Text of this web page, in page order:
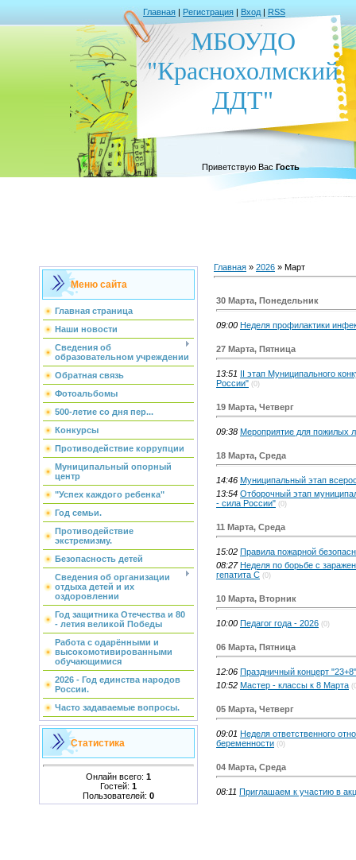
Главная | Регистрация | Вход | RSS
МБОУДО
"Краснохолмский
ДДТ"
Приветствую Вас Гость
Меню сайта
Главная страница
Наши новости
Сведения об
образовательном учреждении
Обратная связь
Фотоальбомы
500-летие со дня пер...
Конкурсы
Противодействие коррупции
Муниципальный опорный
центр
"Успех каждого ребенка"
Год семьи.
Противодействие
экстремизму.
Безопасность детей
Сведения об организации
отдыха детей и их
оздоровлении
Год защитника Отечества и 80
- летия великой Победы
Работа с одарёнными и
высокомотивированными
обучающимися
2026 - Год единства народов
России.
Часто задаваемые вопросы.
Статистика
Онлайн всего: 1
Гостей: 1
Пользователей: 0
Главная » 2026 » Март
30 Марта, Понедельник
09:00 Неделя профилактики
27 Марта, Пятница
13:51 II этап Муниципального
России" (0)
19 Марта, Четверг
09:38 Мероприятие для пожилых
18 Марта, Среда
14:46 Муниципальный этап
13:54 Отборочный этап
- сила России" (0)
11 Марта, Среда
15:02 Правила пожарной
08:27 Неделя по борьбе с
гепатита С (0)
10 Марта, Вторник
10:00 Педагог года - 2026 (0)
06 Марта, Пятница
12:06 Праздничный концерт "23+8"
10:52 Мастер - классы к 8 Марта
05 Марта, Четверг
09:01 Неделя ответственного
беременности (0)
04 Марта, Среда
08:11 Приглашаем к участию в